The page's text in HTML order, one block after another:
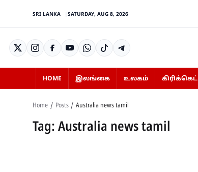
SRI LANKA SATURDAY, AUG 8, 2026
HOME இலங்கை உலகம் கிரிக்கெட்
Home Posts Australia news tamil
Tag: Australia news tamil